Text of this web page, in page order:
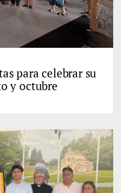
para celebrar su
y octubre